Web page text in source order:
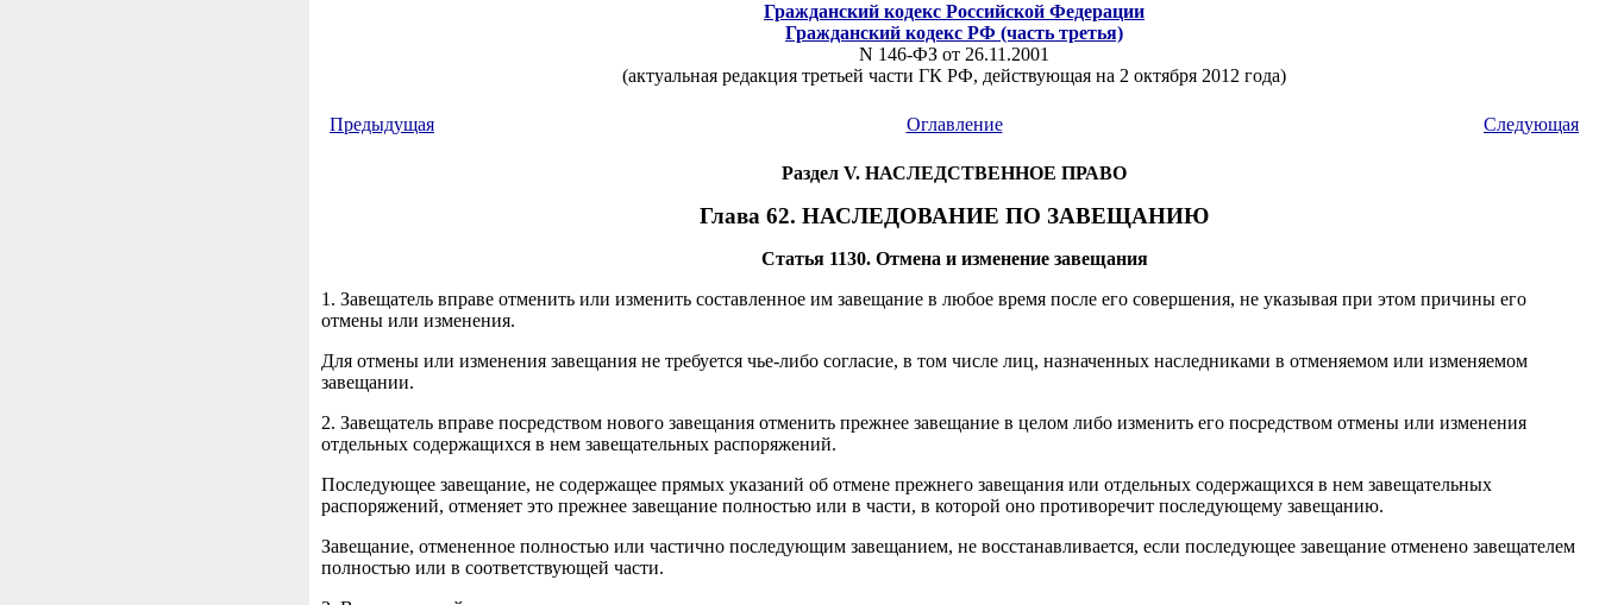
Гражданский кодекс Российской Федерации
Гражданский кодекс РФ (часть третья)
N 146-ФЗ от 26.11.2001
(актуальная редакция третьей части ГК РФ, действующая на 2 октября 2012 года)
Предыдущая Оглавление Следующая
Раздел V. НАСЛЕДСТВЕННОЕ ПРАВО
Глава 62. НАСЛЕДОВАНИЕ ПО ЗАВЕЩАНИЮ
Статья 1130. Отмена и изменение завещания
1. Завещатель вправе отменить или изменить составленное им завещание в любое время после его совершения, не указывая при этом причины его
отмены или изменения.
Для отмены или изменения завещания не требуется чье-либо согласие, в том числе лиц, назначенных наследниками в отменяемом или изменяемом
завещании.
2. Завещатель вправе посредством нового завещания отменить прежнее завещание в целом либо изменить его посредством отмены или изменения
отдельных содержащихся в нем завещательных распоряжений.
Последующее завещание, не содержащее прямых указаний об отмене прежнего завещания или отдельных содержащихся в нем завещательных
распоряжений, отменяет это прежнее завещание полностью или в части, в которой оно противоречит последующему завещанию.
Завещание, отмененное полностью или частично последующим завещанием, не восстанавливается, если последующее завещание отменено завещателем
полностью или в соответствующей части.